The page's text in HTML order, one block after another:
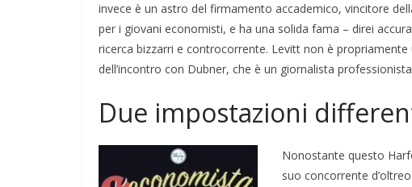
invece è un astro del firmamento accademico, vincitore
per i giovani economisti, e ha una solida fama – direi
ricerca bizzarri e controcorrente. Levitt non è
dell’incontro con Dubner, che è un giornalista
Due impostazioni
Nonostante questo
suo concorrente